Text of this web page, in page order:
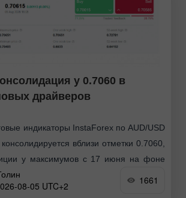
у 0.7060 в
драйверов
индикаторы InstaForex по AUD/USD
вблизи отметки 0.7060,
у максимумов с 17 июня на фоне
доллара США и смешанных
сигналов. Однако
08-05 UTC+2
1661